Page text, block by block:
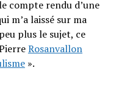
compte rendu d’une
m’a laissé sur ma
plus le sujet, ce
Rosanvallon
».